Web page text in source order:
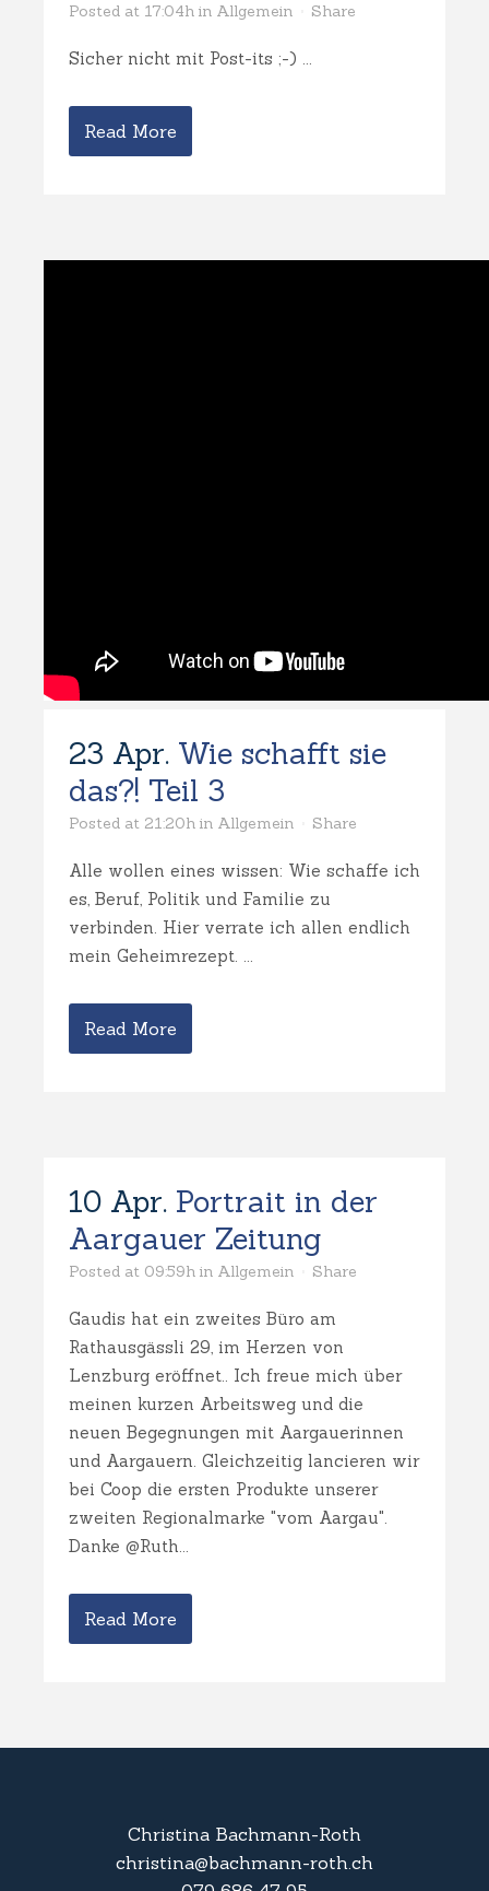
Posted at 17:04h in Allgemein Share
Sicher nicht mit Post-its ;-) ...
Read More
23 Apr. Wie schafft sie
das?! Teil 3
Posted at 21:20h in Allgemein Share
Alle wollen eines wissen: Wie schaffe ich
es, Beruf, Politik und Familie zu
verbinden. Hier verrate ich allen endlich
mein Geheimrezept. ...
Read More
10 Apr. Portrait in der
Aargauer Zeitung
Posted at 09:59h in Allgemein Share
Gaudis hat ein zweites Büro am
Rathausgässli 29, im Herzen von
Lenzburg eröffnet.. Ich freue mich über
meinen kurzen Arbeitsweg und die
neuen Begegnungen mit Aargauerinnen
und Aargauern. Gleichzeitig lancieren wir
bei Coop die ersten Produkte unserer
zweiten Regionalmarke "vom Aargau".
Danke @Ruth...
Read More
Christina Bachmann-Roth
christina@bachmann-roth.ch